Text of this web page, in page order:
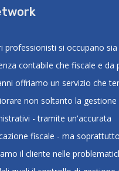
professionisti si occupano sia
contabile che fiscale e da
offriamo un servizio che
non soltanto la gestione
- tramite un'accurata
fiscale - ma soprattutto
il cliente nelle